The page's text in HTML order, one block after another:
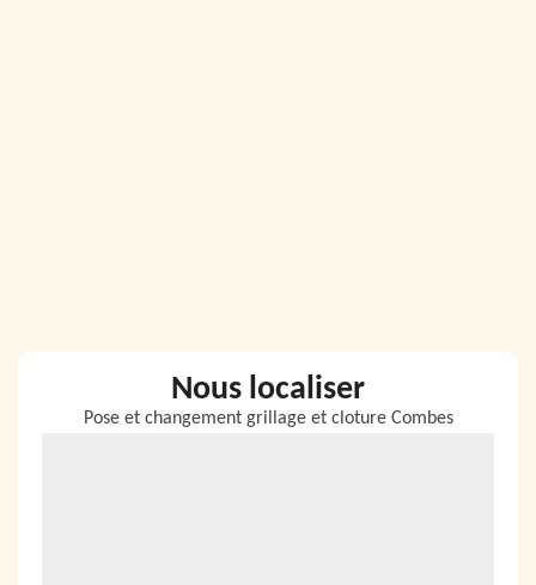
Nous localiser
Pose et changement grillage et cloture Combes